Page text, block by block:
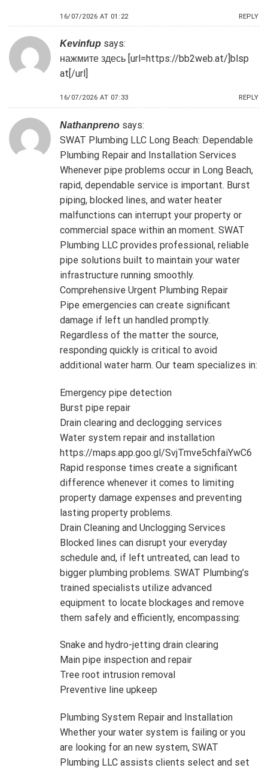
16/07/2026 AT 01:22 REPLY
Kevinfup says:
нажмите здесь [url=https://bb2web.at/]blsp
at[/url]
16/07/2026 AT 07:33 REPLY
Nathanpreno says:
SWAT Plumbing LLC Long Beach: Dependable
Plumbing Repair and Installation Services
Whenever pipe problems occur in Long Beach,
rapid, dependable service is important. Burst
piping, blocked lines, and water heater
malfunctions can interrupt your property or
commercial space within an moment. SWAT
Plumbing LLC provides professional, reliable
pipe solutions built to maintain your water
infrastructure running smoothly.
Comprehensive Urgent Plumbing Repair
Pipe emergencies can create significant
damage if left un handled promptly.
Regardless of the matter the source,
responding quickly is critical to avoid
additional water harm. Our team specializes in:
Emergency pipe detection
Burst pipe repair
Drain clearing and declogging services
Water system repair and installation
https://maps.app.goo.gl/SvjTmve5chfaiYwC6
Rapid response times create a significant
difference whenever it comes to limiting
property damage expenses and preventing
lasting property problems.
Drain Cleaning and Unclogging Services
Blocked lines can disrupt your everyday
schedule and, if left untreated, can lead to
bigger plumbing problems. SWAT Plumbing’s
trained specialists utilize advanced
equipment to locate blockages and remove
them safely and efficiently, encompassing:
Snake and hydro-jetting drain clearing
Main pipe inspection and repair
Tree root intrusion removal
Preventive line upkeep
Plumbing System Repair and Installation
Whether your water system is failing or you
are looking for an new system, SWAT
Plumbing LLC assists clients select and set